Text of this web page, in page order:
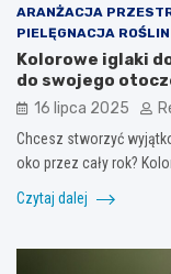
ARANŻACJA
PIELĘGNACJA ROŚLIN
Kolorowe iglaki
do swojego
16 lipca 2025
Chcesz stworzyć
oko przez cały rok?
Czytaj dalej